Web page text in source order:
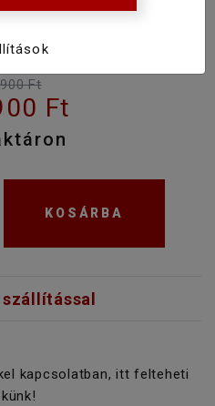
ACS0307
3 munkanap
Ft
Ft
KOSÁRBA
kapcsolatban, itt felteheti